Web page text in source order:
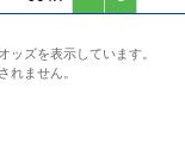
ッズを表示しています。
れません。